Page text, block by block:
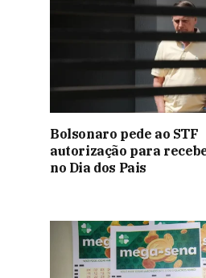
Bolsonaro pede ao STF
autorização para
no Dia dos Pais